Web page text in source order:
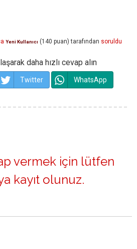
Yeni Kullanıcı (140 puan) tarafından soruldu
daha hızlı cevap alın
Twitter WhatsApp
vermek için lütfen
kayıt olunuz.